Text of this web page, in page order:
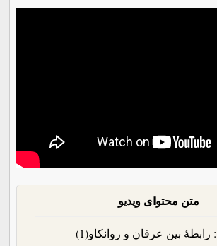
متن محتوای ویدیو
بین عرفان و روانکاو(1)